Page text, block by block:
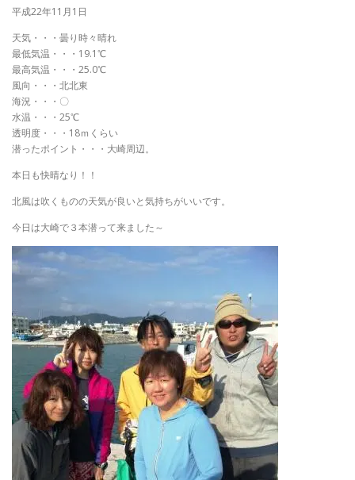
平成22年11月1日
天気・・・曇り時々晴れ
最低気温・・・19.1℃
最高気温・・・25.0℃
風向・・・北北東
海況・・・〇
水温・・・25℃
透明度・・・18ｍくらい
潜ったポイント・・・大崎周辺。
本日も快晴なり！！
北風は吹くものの天気が良いと気持ちがいいです。
今日は大崎で３本潜って来ました～